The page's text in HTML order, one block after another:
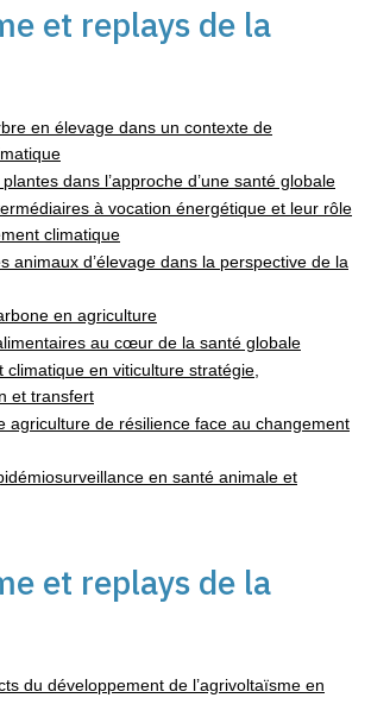
et replays de la
en élevage dans un contexte de
plantes dans l’approche d’une santé globale
à vocation énergétique et leur rôle
climatique
animaux d’élevage dans la perspective de la
en agriculture
au cœur de la santé globale
climatique en viticulture stratégie,
et transfert
agriculture de résilience face au changement
en santé animale et
et replays de la
du développement de l’agrivoltaïsme en